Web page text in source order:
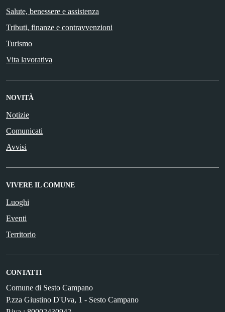
Salute, benessere e assistenza
Tributi, finanze e contravvenzioni
Turismo
Vita lavorativa
NOVITÀ
Notizie
Comunicati
Avvisi
VIVERE IL COMUNE
Luoghi
Eventi
Territorio
CONTATTI
Comune di Sesto Campano
P.zza Giustino D'Uva, 1 - Sesto Campano